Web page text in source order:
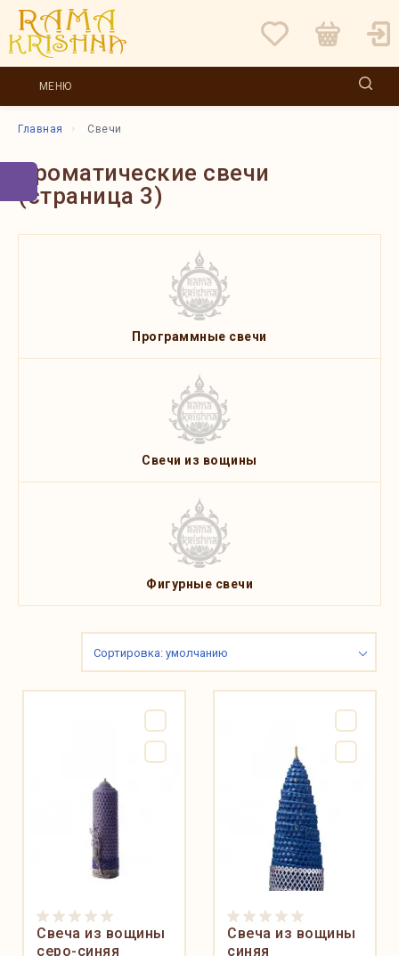
МЕНЮ
Главная Свечи
Ароматические свечи
(страница 3)
Программные свечи
Свечи из вощины
Фигурные свечи
Сортировка: умолчанию
Свеча из вощины
серо-синяя
Свеча из вощины
синяя